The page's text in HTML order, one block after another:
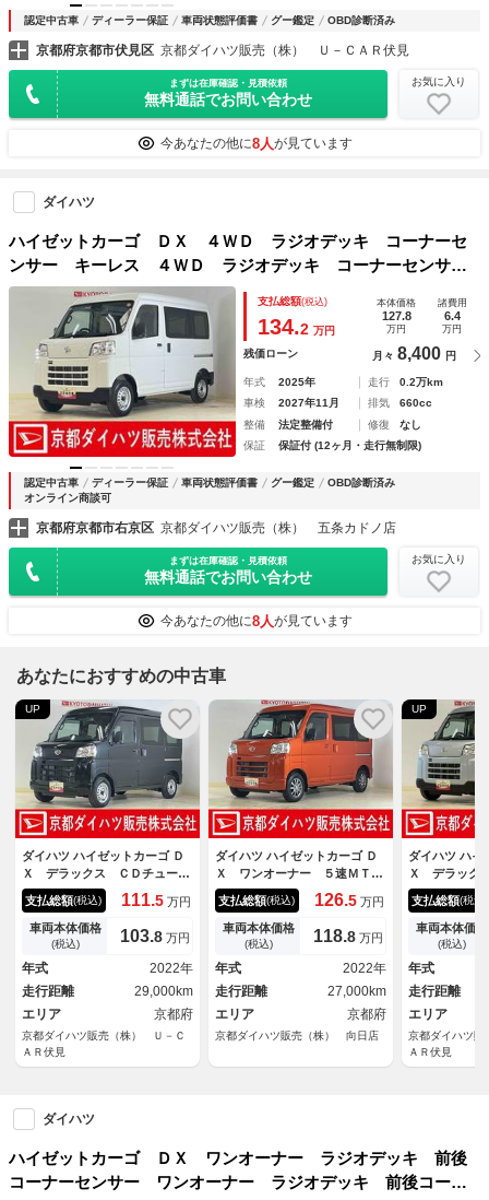
認定中古車 ディーラー保証 車両状態評価書 グー鑑定 OBD診断済み
京都府京都市伏見区 京都ダイハツ販売（株） Ｕ－ＣＡＲ伏見
まずは在庫確認・見積依頼
無料通話でお問い合わせ
お気に入り
今あなたの他に8人が見ています
ダイハツ
ハイゼットカーゴ ＤＸ ４ＷＤ ラジオデッキ コーナーセ
ンサー キーレス ４ＷＤ ラジオデッキ コーナーセンサ
ー オートマチックハイビーム キーレスエントリー オート
ライト 横滑り防止装置 アイドリングストップ スペアキー
有り マニュアルエアコン １２Ｖ電源ソケット
支払総額(税込)
134.2 万円
本体価格
127.8
万円
諸費用
6.4
万円
残価ローン 月々 8,400 円
年式 2025年 走行
0.2万km
車検
2027年11月 排気
660cc
整備
法定整備付 修復
なし
保証
保証付 (12ヶ月・走行無制限)
認定中古車 ディーラー保証 車両状態評価書 グー鑑定
OBD診断済み
オンライン商談可
京都府京都市右京区 京都ダイハツ販売（株） 五条カドノ店
まずは在庫確認・見積依頼
無料通話でお問い合わせ
お気に入り
今あなたの他に8人が見ています
あなたにおすすめの中古車
UP
ダイハツ ハイゼットカーゴ Ｄ
Ｘ デラックス ＣＤチューナ
ー ＥＴＣ スマートアシス
ト ワンオーナー ＣＤチュー
ナー ＥＴＣ スマートアシス
ト 両側リヤスライドドア マ
ニュアルエアコン スチールホ
イール コーナーセンサー オ
ートライト アイドリングスト
ップ キーレスリモコン ＡＢ
Ｓ
支払総額(税込) 111.5 万円
車両本体価格
(税込) 103.8 万円
年式
2022年
走行距離
29,000km
エリア
京都府
京都ダイハツ販売（株） Ｕ－Ｃ
ＡＲ伏見
ダイハツ ハイゼットカーゴ Ｄ
Ｘ ワンオーナー ５速ＭＴ
車 ４ＷＤ ラジオデッキ Ｅ
ＴＣ ワンオーナー ５速ＭＴ
車 ４ＷＤ ラジオデッキ Ｅ
ＴＣ コーナーセンサー ハン
ガーバー ネットラック オー
トマチックハイビーム オート
ライト キーレスエントリー
スペアキー有り アイドリング
ストップ
支払総額(税込) 126.5 万円
車両本体価格
(税込) 118.8 万円
年式
2022年
走行距離
27,000km
エリア
京都府
京都ダイハツ販売（株） 向日店
UP
ダイハツ ハイ
Ｘ デラック
レスリモコン
オ ワンオー
ーレスリモ
ューナー 両
ア マニュア
ナーセンサ
ト ＥＴＣ フ
インド アイ
プ ＡＢＳ
支払総額(税込)
車両本体価格
(税込)
年式
走行距離
エリア
京都ダイハツ
ＡＲ伏見
ダイハツ
ハイゼットカーゴ ＤＸ ワンオーナー ラジオデッキ 前後
コーナーセンサー ワンオーナー ラジオデッキ 前後コーナ